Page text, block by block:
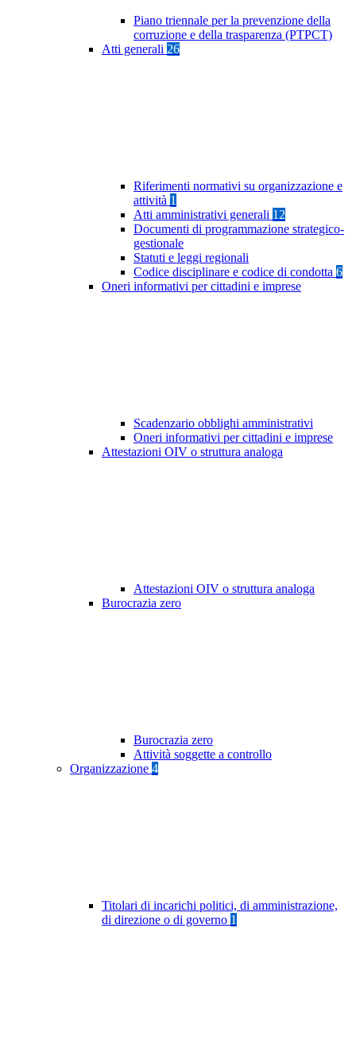
Piano triennale per la prevenzione della
corruzione e della trasparenza (PTPCT)
Atti generali 26
Riferimenti normativi su organizzazione e
attività 1
Atti amministrativi generali 12
Documenti di programmazione strategico-
gestionale
Statuti e leggi regionali
Codice disciplinare e codice di condotta 6
Oneri informativi per cittadini e imprese
Scadenzario obblighi amministrativi
Oneri informativi per cittadini e imprese
Attestazioni OIV o struttura analoga
Attestazioni OIV o struttura analoga
Burocrazia zero
Burocrazia zero
Attività soggette a controllo
Organizzazione 4
Titolari di incarichi politici, di amministrazione,
di direzione o di governo 1